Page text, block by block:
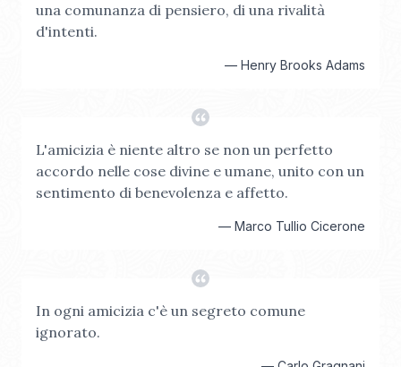
una comunanza di pensiero, di una rivalità
d'intenti.
— Henry Brooks Adams
L'amicizia è niente altro se non un perfetto
accordo nelle cose divine e umane, unito con un
sentimento di benevolenza e affetto.
— Marco Tullio Cicerone
In ogni amicizia c'è un segreto comune
ignorato.